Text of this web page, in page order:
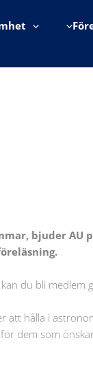
bjuder AU
du bli medlem
att hålla i
dem som